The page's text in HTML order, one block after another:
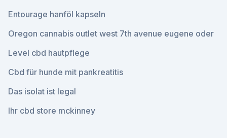
Entourage hanföl kapseln
Oregon cannabis outlet west 7th avenue eugene oder
Level cbd hautpflege
Cbd für hunde mit pankreatitis
Das isolat ist legal
Ihr cbd store mckinney